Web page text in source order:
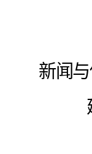
新闻